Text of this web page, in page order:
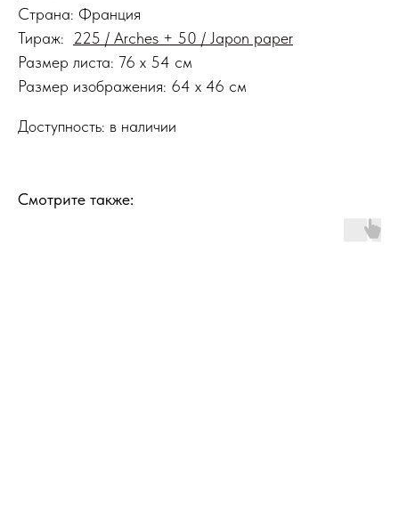
Страна: Франция
Тираж: 225 / Arches + 50 / Japon paper
Размер листа: 76 x 54 см
Размер изображения: 64 x 46 см
Доступность: в наличии
Смотрите также: